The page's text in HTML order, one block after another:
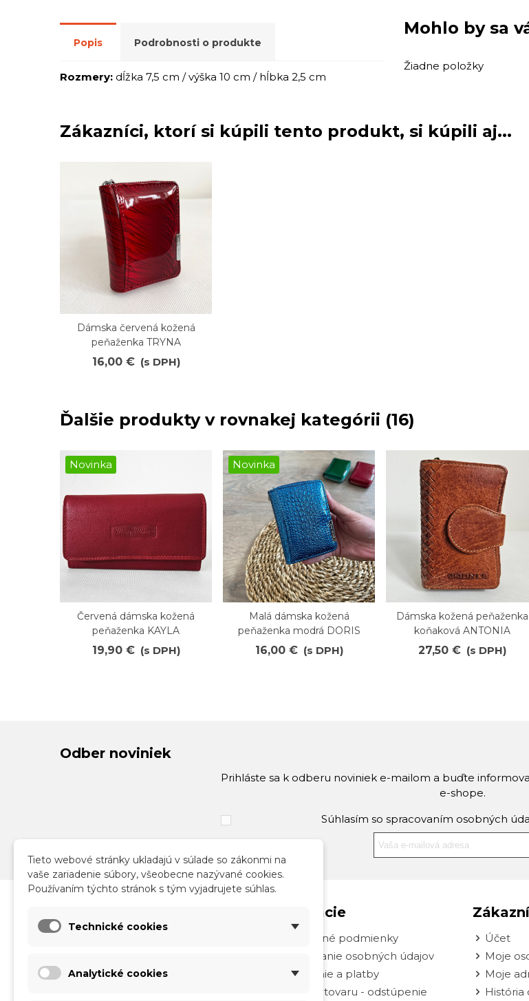
Popis Podrobnosti o produkte
Rozmery: dĺžka 7,5 cm / výška 10 cm / hĺbka 2,5 cm
Mohlo by sa
Žiadne položky
Zákazníci, ktorí si kúpili tento produkt, si kúpili aj...
Obľúbené
Dámska červená kožená
peňaženka TRYNA
16,00 € (s DPH)
Ďalšie produkty v rovnakej kategórii (16)
Novinka
Obľúbené
Červená dámska kožená
peňaženka KAYLA
19,90 € (s DPH)
Novinka
Obľúbené
Malá dámska kožená
peňaženka modrá DORIS
16,00 € (s DPH)
Obľúbené
Dámska kožená peňaženka
koňaková ANTONIA
27,50 € (s DPH)
Odber noviniek
Prihláste sa k odberu noviniek e-mailom a buďte
e-shope.
Súhlasím so spracovaním osobných
Kontakt
Informácie
Obchodné podmienky
Spracovanie osobných údajov
Doručenie a platby
Vrátenie tovaru - odstúpenie
Účet
Moje
Moje
História
Tieto webové stránky ukladajú v súlade so zákonmi na
vaše zariadenie súbory, všeobecne nazývané cookies.
Používaním týchto stránok s tým vyjadrujete súhlas.
Technické cookies
Analytické cookies